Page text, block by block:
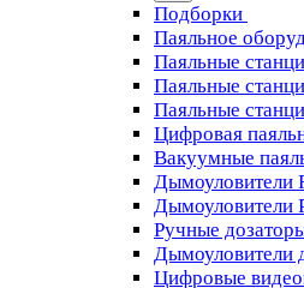
Подборки
Паяльное
Паяльные
Паяльные
Паяльные
Цифровая
Вакуумные
Дымоуловители
Дымоуловители
Ручные
Дымоуловители
Цифровые